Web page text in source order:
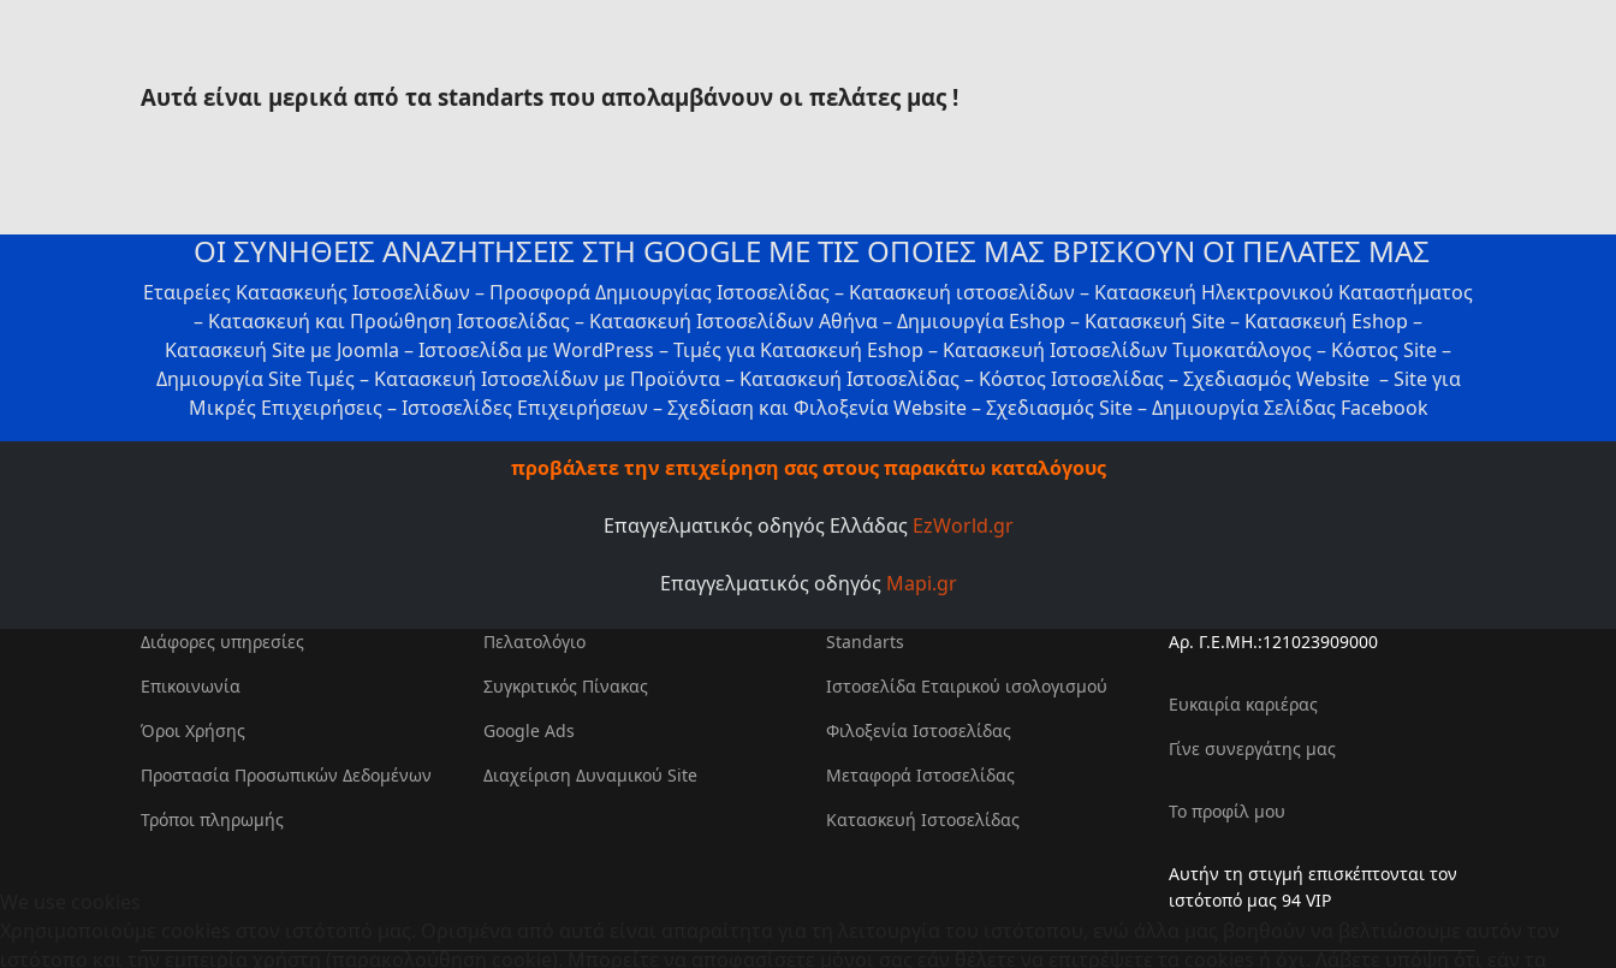
Αυτά είναι μερικά από τα standarts που απολαμβάνουν οι πελάτες μας !
ΟΙ ΣΥΝΗΘΕΙΣ ΑΝΑΖΗΤΗΣΕΙΣ ΣΤΗ GOOGLE ΜΕ ΤΙΣ ΟΠΟΙΕΣ ΜΑΣ ΒΡΙΣΚΟΥΝ ΟΙ ΠΕΛΑΤΕΣ ΜΑΣ
Εταιρείες Κατασκευής Ιστοσελίδων – Προσφορά Δημιουργίας Ιστοσελίδας – Κατασκευή ιστοσελίδων – Κατασκευή Ηλεκτρονικού Καταστήματος
– Κατασκευή και Προώθηση Ιστοσελίδας – Κατασκευή Iστοσελίδων Αθήνα – Δημιουργία Eshop – Κατασκευή Site – Κατασκευή Eshop –
Κατασκευή Site με Joomla – Ιστοσελίδα με WordPress – Τιμές για Κατασκευή Eshop – Κατασκευή Ιστοσελίδων Τιμοκατάλογος – Κόστος Site –
Δημιουργία Site Τιμές – Κατασκευή Ιστοσελίδων με Προϊόντα – Κατασκευή Ιστοσελίδας – Κόστος Ιστοσελίδας – Σχεδιασμός Website – Site για
Μικρές Επιχειρήσεις – Ιστοσελίδες Επιχειρήσεων – Σχεδίαση και Φιλοξενία Website – Σχεδιασμός Site – Δημιουργία Σελίδας Facebook
προβάλετε την επιχείρηση σας στους παρακάτω καταλόγους
Επαγγελματικός οδηγός Ελλάδας EzWorld.gr
Επαγγελματικός οδηγός Mapi.gr
Διάφορες υπηρεσίες
Επικοινωνία
Όροι Χρήσης
Προστασία Προσωπικών Δεδομένων
Τρόποι πληρωμής
Πελατολόγιο
Συγκριτικός Πίνακας
Google Ads
Διαχείριση Δυναμικού Site
Standarts
Ιστοσελίδα Εταιρικού ισολογισμού
Φιλοξενία Ιστοσελίδας
Μεταφορά Ιστοσελίδας
Κατασκευή Ιστοσελίδας
Αρ. Γ.Ε.ΜΗ.:121023909000
Ευκαιρία καριέρας
Γίνε συνεργάτης μας
Το προφίλ μου
Αυτήν τη στιγμή επισκέπτονται τον
ιστότοπό μας 94 VIP
ιστότοπο και την εμπειρία χρήστη (παρακολούθηση cookie). Μπορείτε να αποφασίσετε μόνοι σας εάν θέλετε να επιτρέψετε τα cookies ή όχι. Λάβετε υπόψη ότι εάν τα